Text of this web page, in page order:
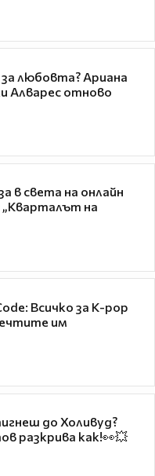
любовта? Ариана
Алварес отново
в света на онлайн
„Кварталът на
Всичко за K-pop
им
до Холивуд?
разкрива как!👀💥